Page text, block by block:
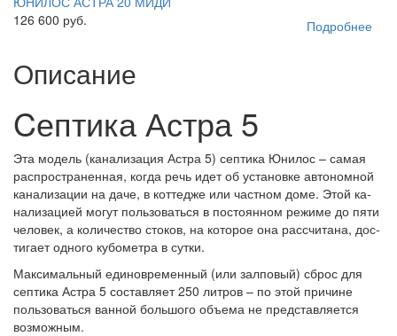
Подробнее
126 600 руб.
Описание
Cептика Астра 5
Эта мо­дель (ка­на­ли­за­ция Ас­тра 5) сеп­ти­ка Юни­лос – са­мая
рас­прос­тра­нен­ная, ког­да речь идет об ус­та­нов­ке ав­то­ном­ной
ка­на­ли­за­ции на да­че, в кот­тед­же или час­тном до­ме. Этой ка­
на­ли­за­ци­ей мо­гут поль­зо­вать­ся в пос­то­ян­ном ре­жи­ме до пя­ти
че­ло­век, а ко­ли­чес­тво сто­ков, на ко­то­рое она рас­счи­та­на, дос­
ти­га­ет од­но­го ку­бо­мет­ра в сут­ки.
Мак­си­маль­ный еди­нов­ре­мен­ный (или зал­по­вый) сброс для
сеп­ти­ка Ас­тра 5 сос­тав­ля­ет 250 лит­ров – по этой при­чи­не
поль­зо­вать­ся ван­ной боль­шо­го объ­ема не пред­став­ля­ет­ся
воз­мож­ным.